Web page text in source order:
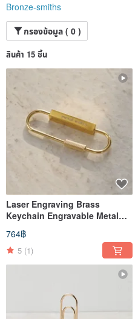
Bronze-smiths
กรองข้อมูล ( 0 )
สินค้า 15 ชิ้น
Laser Engraving Brass
Keychain Engravable Metal
Keychains for DIY Crafts Gifts
764฿
5 (1)